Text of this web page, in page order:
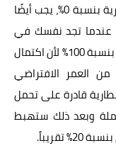
مثلما هو الحال مع ضرورة عدم تفريغ البطارية بنسبة 0%، يجب أيضًا
إعادة ملء البطارية بنسبة 100%. عندما تجد نفسك في
حاجة لشحن الهاتف، فلا داعي أبدًا من شحنه بنسبة 100% لأن اكتمال
دورة من العمر الافتراضي
قادرة على تحمل
شحن مكتملة وبعد ذلك ستهبط